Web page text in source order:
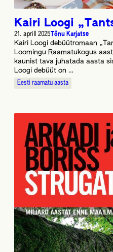
Kairi Loogi
21. aprill 2025Tõnu Karjatse
Kairi Loogi debüütromaan
Loomingu Raamatukogus
kaunist tava juhatada aasta
Loogi debüüt on …
Eesti raamatu aasta